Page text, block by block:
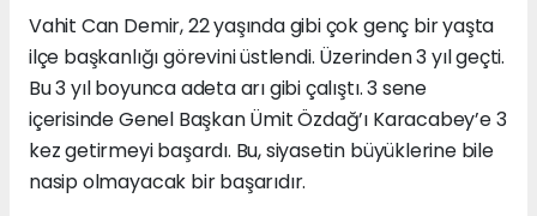
Vahit Can Demir, 22 yaşında gibi çok genç bir yaşta
ilçe başkanlığı görevini üstlendi. Üzerinden 3 yıl geçti.
Bu 3 yıl boyunca adeta arı gibi çalıştı. 3 sene
içerisinde Genel Başkan Ümit Özdağ’ı Karacabey’e 3
kez getirmeyi başardı. Bu, siyasetin büyüklerine bile
nasip olmayacak bir başarıdır.